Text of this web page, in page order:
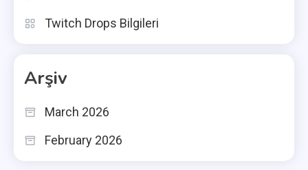
Twitch Drops Bilgileri
Arşiv
March 2026
February 2026